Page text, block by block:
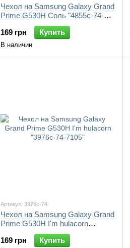
Чехол на Samsung Galaxy Grand
Prime G530H Соль "4855c-74-
169 грн
Купить
В наличии
Артикул: 3976c-74
Чехол на Samsung Galaxy Grand
Prime G530H I'm hulacorn
"3976c-74-7105"
169 грн
Купить